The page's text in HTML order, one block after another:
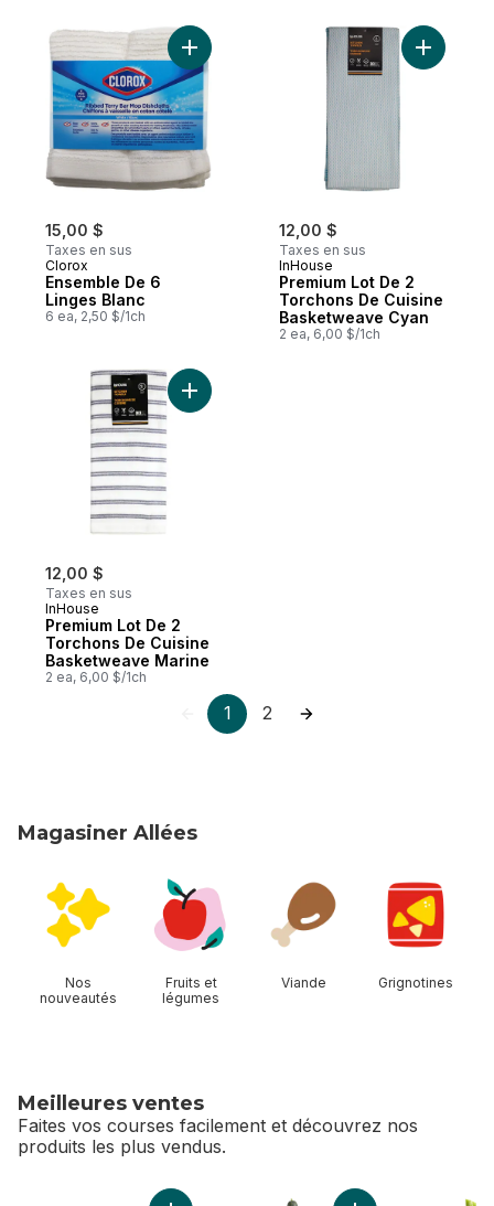
15,00 $
Taxes en sus
Clorox
Ensemble De 6
Linges Blanc
6 ea, 2,50 $/1ch
Ajouter Ensemble De 6 Linges Blanc au
12,00 $
Taxes en sus
InHouse
Premium Lot De 2
Torchons De Cuisine
Basketweave Cyan
2 ea, 6,00 $/1ch
Ajouter
12,00 $
Taxes en sus
InHouse
Premium Lot De 2
Torchons De Cuisine
Basketweave Marine
2 ea, 6,00 $/1ch
Ajouter Premium Lot De 2 Torchons De
1 2
Magasiner Allées
Nos
nouveautés
Fruits et
légumes
Viande Grignotines
Meilleures ventes
Faites vos courses facilement et découvrez nos
produits les plus vendus.
sauter Meilleures ventes